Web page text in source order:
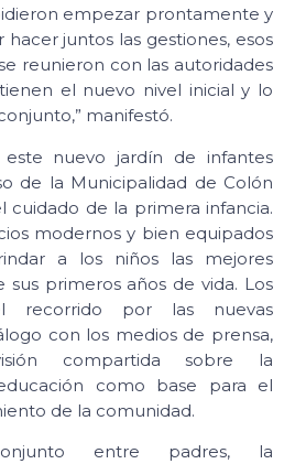
empezar prontamente y
juntos las gestiones, esos
reunieron con las autoridades
el nuevo nivel inicial y lo
manifestó.
nuevo jardín de infantes
de la Municipalidad de Colón
cuidado de la primera infancia.
modernos y bien equipados
a los niños las mejores
sus primeros años de vida. Los
recorrido por las nuevas
con los medios de prensa,
compartida sobre la
como base para el
de la comunidad.
entre padres, la